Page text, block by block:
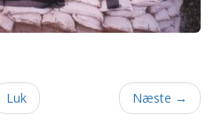
Luk Næste →